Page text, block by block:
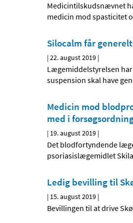
Medicintilskudsnævnet
medicin mod spasticitet
Silocalm får
|22. august 2019 |
Lægemiddelstyrelsen
suspension skal have
Medicin mod
med i
| 19. august 2019 |
Det blodfortyndende
psoriasislægemidlet
Ledig bevilling til
| 15. august 2019 |
Bevillingen til at drive